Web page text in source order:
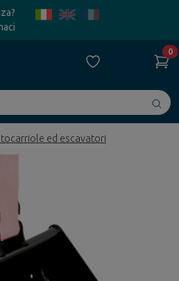
0
ed escavatori